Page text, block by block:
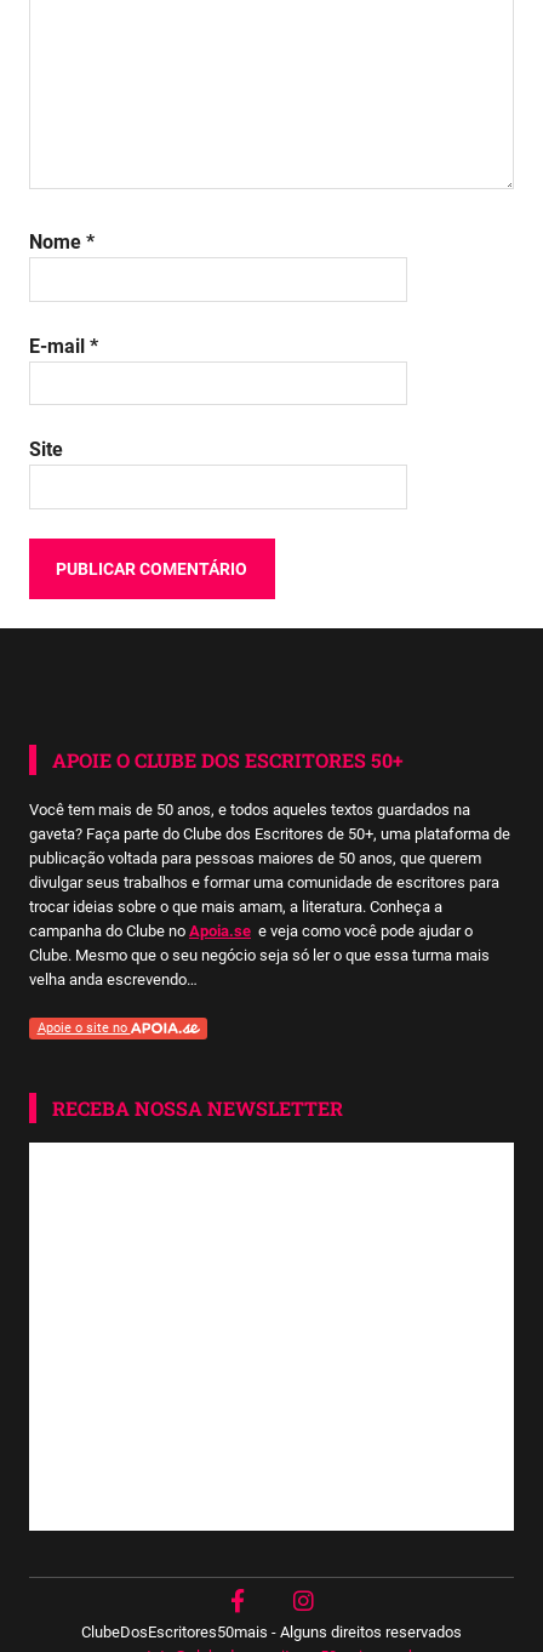
Nome *
E-mail *
Site
APOIE O CLUBE DOS ESCRITORES 50+
Você tem mais de 50 anos, e todos aqueles textos guardados na
gaveta? Faça parte do Clube dos Escritores de 50+, uma plataforma de
publicação voltada para pessoas maiores de 50 anos, que querem
divulgar seus trabalhos e formar uma comunidade de escritores para
trocar ideias sobre o que mais amam, a literatura. Conheça a
campanha do Clube no Apoia.se e veja como você pode ajudar o
Clube. Mesmo que o seu negócio seja só ler o que essa turma mais
velha anda escrevendo…
Apoie o site no
RECEBA NOSSA NEWSLETTER
ClubeDosEscritores50mais - Alguns direitos reservados